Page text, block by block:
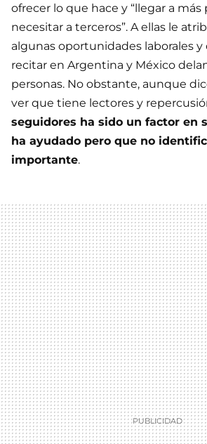
ofrecer lo que hace y “llegar a más
necesitar a terceros”. A ellas le
algunas oportunidades laborales
recitar en Argentina y México
personas. No obstante, aunque
ver que tiene lectores y
seguidores ha sido un factor en
ha ayudado pero que no
importante.